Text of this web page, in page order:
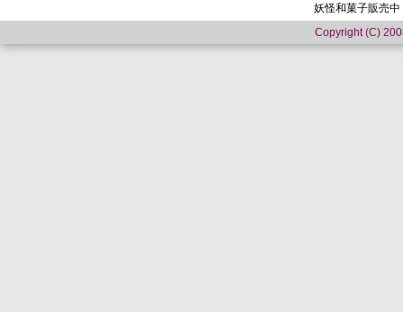
妖怪和菓子販売中
Copyright (C)